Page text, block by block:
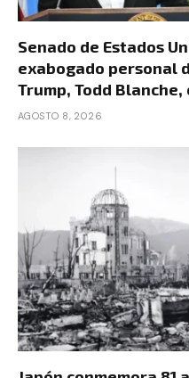
Senado de Estados
exabogado personal
Trump, Todd
AGOSTO 8, 2026